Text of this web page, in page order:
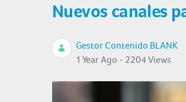
Nuevos canales
Gestor Contenido BLANK
1 Year Ago - 2204 Views